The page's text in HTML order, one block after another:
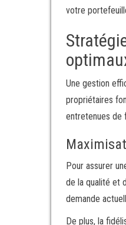
votre
Une gestion
propriétaires
entretenues de
Pour assurer
de la qualité et
demande
De plus, la